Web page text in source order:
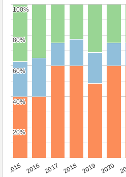
2015 2016 2017 2018 2019 2020
20%
20%
40%
40%
60%
60%
80%
80%
100%
100%